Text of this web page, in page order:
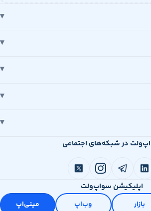
در شبکه‌های اجتماعی
سواپ‌ولت
وب‌اپ مینی‌اپ